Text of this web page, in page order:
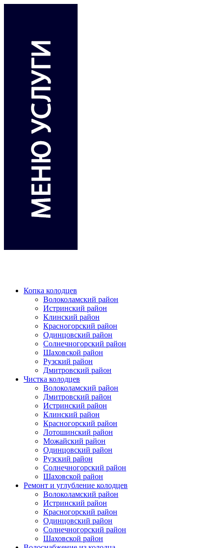
Копка колодцев
Волоколамский район
Истринский район
Клинский район
Красногорский район
Одинцовский район
Солнечногорский район
Шаховской район
Рузский район
Дмитровский район
Чистка колодцев
Волоколамский район
Дмитровский район
Истринский район
Клинский район
Красногорский район
Лотошинский район
Можайский район
Одинцовский район
Рузский район
Солнечногорский район
Шаховской район
Ремонт и углубление колодцев
Волоколамский район
Истринский район
Красногорский район
Одинцовский район
Солнечногорский район
Шаховской район